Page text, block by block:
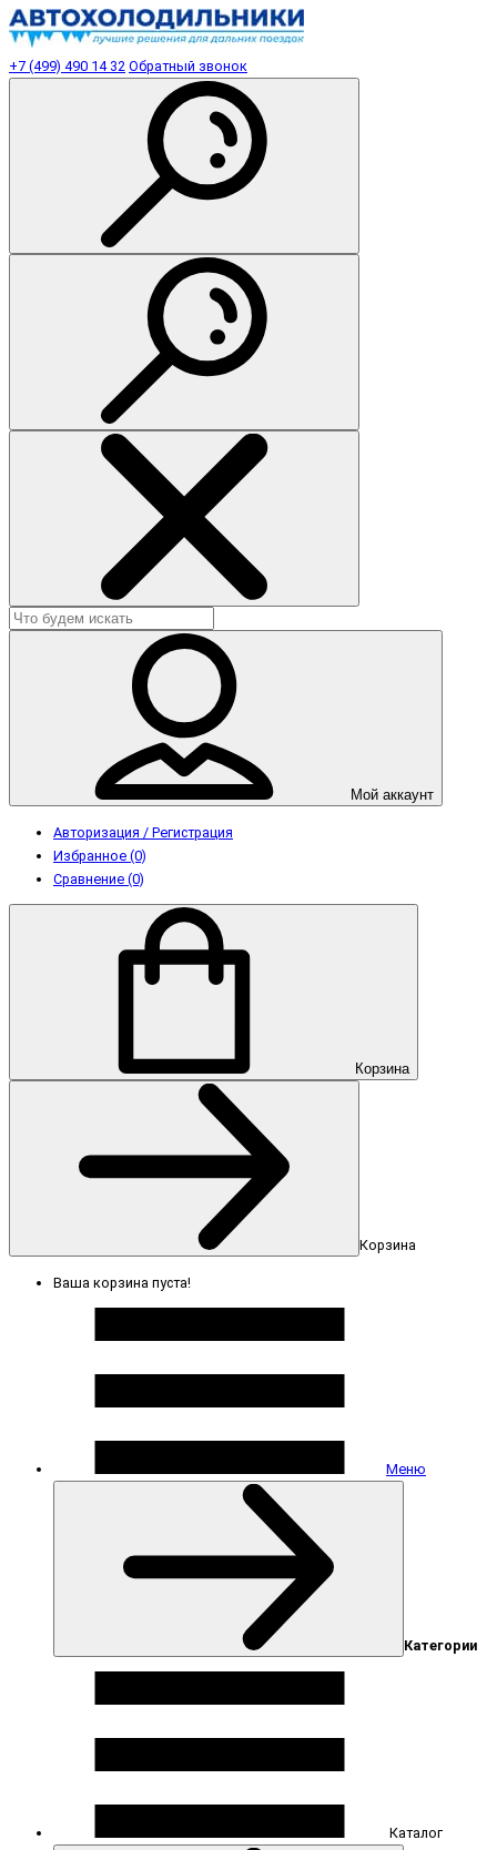
+7 (499) 490 14 32 Обратный звонок
Мой аккаунт
Авторизация / Регистрация
Избранное (0)
Сравнение (0)
Корзина
Корзина
Ваша корзина пуста!
Меню
Категории
Каталог